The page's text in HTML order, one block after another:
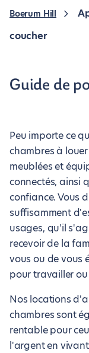
Boerum Hill
coucher
Guide de
Peu importe ce
chambres à
meublées et
connectés, ainsi
confiance. Vous
suffisamment
usages, qu'il
recevoir de la
vous ou de vous
pour travailler ou
Nos locations
chambres sont
rentable pour
l'argent en